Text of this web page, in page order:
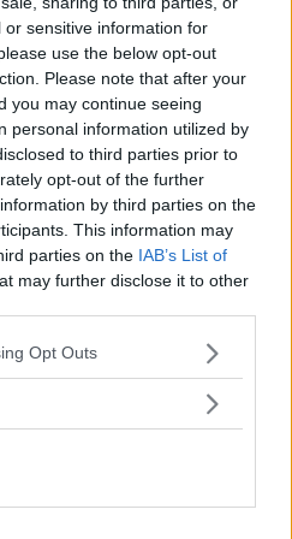
sensitive information for
use the below opt-out
Please note that after your
you may continue seeing
personal information utilized by
to third parties prior to
opt-out of the further
by third parties on the
This information may
parties on the IAB’s List of
may further disclose it to other
app uses one or more Google
behaviour. You may click to
purposes in below Google
Opt Outs
dopo la pubblicità
bene pensare a una
) o un suono in grado di
pace e calma alla
porta serenitàe
vanno via tensioni e
di respirazione profonda,
sull’espirazione,
nostro